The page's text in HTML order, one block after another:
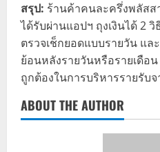
สรุป: ร้านค้าคนละครึ่งพลัสส
ได้รับผ่านแอปฯ ถุงเงินได้ 2
ตรวจเช็กยอดแบบรายวัน แล
ย้อนหลังรายวันหรือรายเดือ
ถูกต้องในการบริหารรายรับ
ABOUT THE AUTHOR